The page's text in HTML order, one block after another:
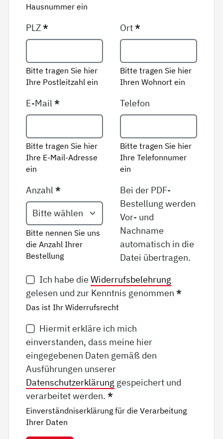
Hausnummer ein
PLZ*
Bitte tragen Sie hier
Ihre Postleitzahl ein
Ort*
Bitte tragen Sie hier
Ihren Wohnort ein
E-Mail*
Bitte tragen Sie hier
Ihre E-Mail-Adresse
ein
Telefon
Bitte tragen Sie hier
Ihre Telefonnumer
ein
Anzahl*
Bitte nennen Sie uns
die Anzahl Ihrer
Bestellung
Bei der PDF-
Bestellung werden
Vor- und
Nachname
automatisch in die
Datei übertragen.
Ich habe die Widerrufsbelehrung
gelesen und zur Kenntnis genommen*
Das ist Ihr Widerrufsrecht
Hiermit erkläre ich mich
einverstanden, dass meine hier
eingegebenen Daten gemäß den
Ausführungen unserer
Datenschutzerklärung gespeichert und
verarbeitet werden.*
Einverständniserklärung für die Verarbeitung
Ihrer Daten